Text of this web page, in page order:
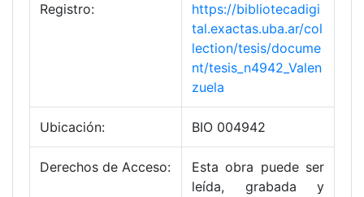
Registro:
https://bibliotecadigi
tal.exactas.uba.ar/col
lection/tesis/docume
nt/tesis_n4942_Valen
zuela
Ubicación: BIO 004942
Derechos de Acceso:
Esta obra puede ser
leída, grabada y